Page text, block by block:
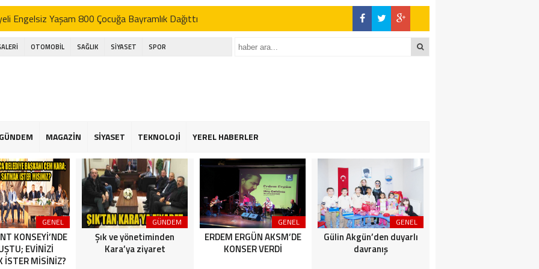
Engelsiz Yaşam 800 Çocuğa Bayramlık Dağıttı
AK SEFER
basın bu ülkenin dördüncü kuvvetidir
festival alanında havai fişek kazası
Engelsiz Yaşam 800 Çocuğa Bayramlık Dağıttı
AK SEFER
basın bu ülkenin dördüncü kuvvetidir
festival alanında havai fişek kazası
OTOMOBİL SAĞLIK SİYASET SPOR
GÜNDEM MAGAZİN SİYASET TEKNOLOJİ YEREL HABERLER
GENEL
KONSEYİ’NDE
EVİNİZİ
İSTER MİSİNİZ?
GÜNDEM
Şık ve yönetiminden
Kara’ya ziyaret
GENEL
ERDEM ERGÜN AKSM’DE
KONSER VERDİ
GENEL
Gülin Akgün’den duyarlı
davranış